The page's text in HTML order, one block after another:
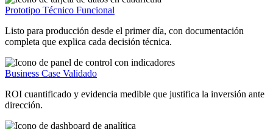
Prototipo Técnico Funcional
Listo para producción desde el primer día, con documentación
completa que explica cada decisión técnica.
Business Case Validado
ROI cuantificado y evidencia medible que justifica la inversión ante
dirección.